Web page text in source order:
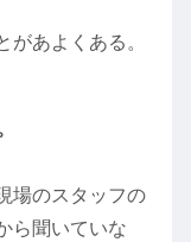
があよくある。
場のスタッフの
ら聞いていな